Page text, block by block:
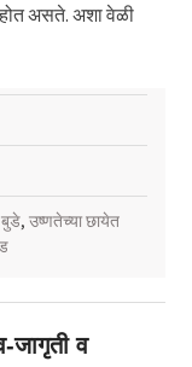
होत असते. अशा वेळी
, उष्णतेच्या छायेत
जागृती व